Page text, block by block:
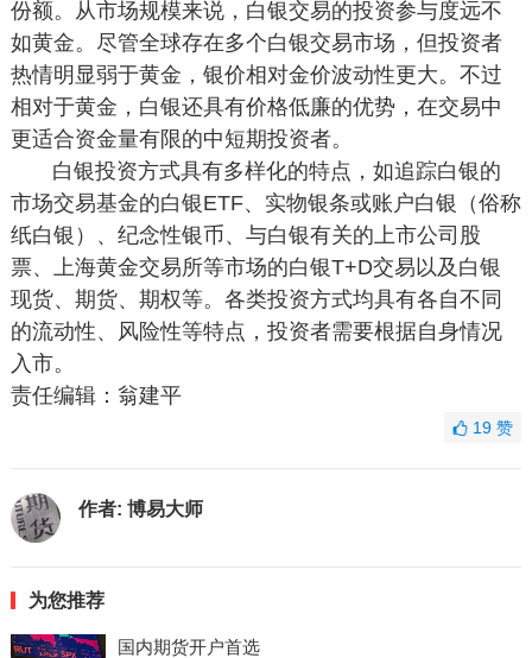
份额。从市场规模来说，白银交易的投资参与度远不
如黄金。尽管全球存在多个白银交易市场，但投资者
热情明显弱于黄金，银价相对金价波动性更大。不过
相对于黄金，白银还具有价格低廉的优势，在交易中
更适合资金量有限的中短期投资者。
白银投资方式具有多样化的特点，如追踪白银的
市场交易基金的白银ETF、实物银条或账户白银（俗称
纸白银）、纪念性银币、与白银有关的上市公司股
票、上海黄金交易所等市场的白银T+D交易以及白银
现货、期货、期权等。各类投资方式均具有各自不同
的流动性、风险性等特点，投资者需要根据自身情况
入市。
责任编辑：翁建平
19赞
作者: 博易大师
为您推荐
国内期货开户首选